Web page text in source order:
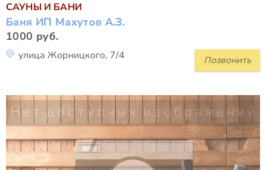
САУНЫ И БАНИ
Баня ИП Маху­тов А.З.
1000 руб.
Позвонить
улица Жорницкого, 7/4